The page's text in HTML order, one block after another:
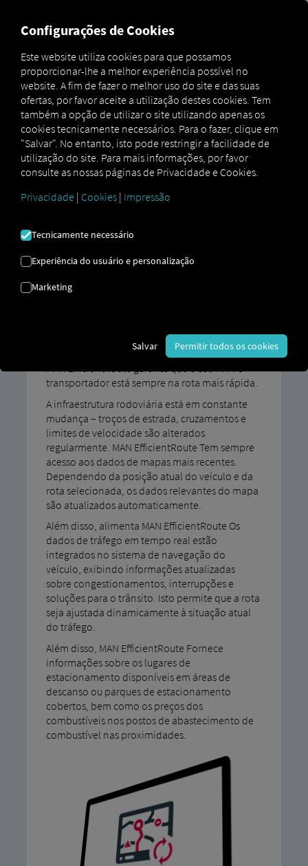
Marketplace
MAN
DigitalServices
MAN
Now
MAN
EfficientRoute
Inscreva-se e reserve já!
EFFICIENTROUTE
Mapas e dados de trânsito
MAN EfficientRoute garante que o seu MAN O
transportador está sempre na rota mais rápida.
A infraestrutura rodoviária está em constante
mudança – troços de estrada, cruzamentos e
limites de velocidade são alterados
regularmente. MAN EfficientRoute Tem sempre
acesso aos dados de mapas mais recentes.
Dependendo da posição atual do veículo e da
rota selecionada, os dados relevantes do mapa
são atualizados automaticamente.
Além disso, alimenta MAN EfficientRoute Os
dados de tráfego em tempo real estão
integrados no sistema de navegação do
veículo, exibindo informações atualizadas
sobre congestionamentos, interrupções e
soluções para o trânsito. Isto permite que a rota
seja ajustada dinamicamente à situação atual
do tráfego.
Além disso, MAN EfficientRoute Fornece
informações sobre os lugares de
estacionamento disponíveis em áreas de
descanso ou parques de estacionamento
cobertos, bem como os preços dos
combustíveis nos postos de abastecimento de
combustível nas proximidades.
Configurações de Cookies
Este website utiliza cookies para que possamos
proporcionar-lhe a melhor experiência possível no
website. A fim de fazer o melhor uso do site e das suas
ofertas, por favor aceite a utilização destes cookies. Tem
também a opção de utilizar o site utilizando apenas os
cookies tecnicamente necessários. Para o fazer, clique em
"Salvar". No entanto, isto pode restringir a facilidade de
utilização do site. Para mais informações, por favor
consulte as nossas páginas de Privacidade e Cookies.
Privacidade | Cookies | Impressão
Tecnicamente necessário
Experiência do usuário e personalização
Marketing
Salvar Permitir todos os cookies